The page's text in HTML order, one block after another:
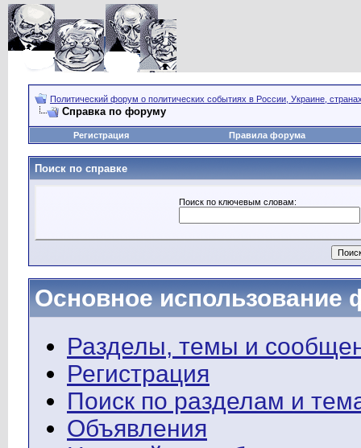
Политический форум о политических событиях в России, Украине,
Справка по форуму
Регистрация Правила форума
Поиск по справке
Поиск по ключевым словам:
Основное использование
Разделы, темы и
Регистрация
Поиск по разделам и
Объявления